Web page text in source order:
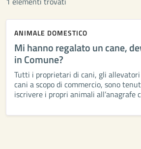
ANIMALE DOMESTICO
Mi hanno regalato un cane,
in Comune?
Tutti i proprietari di cani, gli
cani a scopo di commercio, sono
iscrivere i propri animali all’anagrafe